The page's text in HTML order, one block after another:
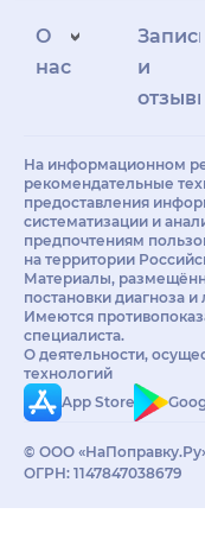
О
нас
Запись
и
отзывы
На информационном
рекомендательные
предоставления
систематизации и
предпочтениям
на территории
Материалы,
постановки диагноза
Имеются
специалиста.
О деятельности,
технологий
App Store
© ООО
ОГРН: 1147847038679